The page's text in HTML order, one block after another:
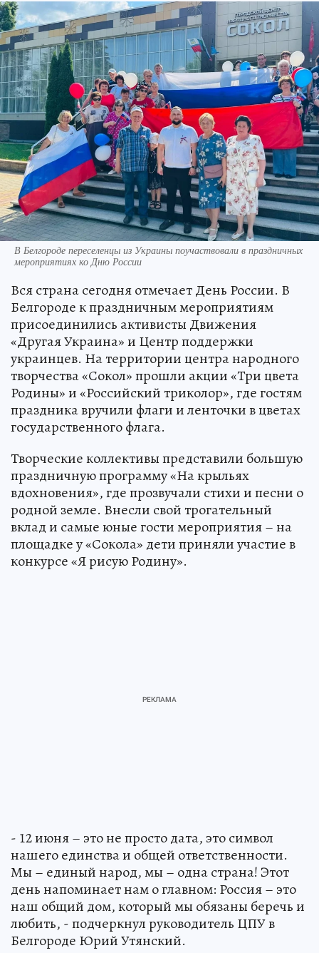
В Белгороде переселенцы из Украины поучаствовали в праздничных
мероприятиях ко Дню России
Вся страна сегодня отмечает День России. В
Белгороде к праздничным мероприятиям
присоединились активисты Движения
«Другая Украина» и Центр поддержки
украинцев. На территории центра народного
творчества «Сокол» прошли акции «Три цвета
Родины» и «Российский триколор», где гостям
праздника вручили флаги и ленточки в цветах
государственного флага.
Творческие коллективы представили большую
праздничную программу «На крыльях
вдохновения», где прозвучали стихи и песни о
родной земле. Внесли свой трогательный
вклад и самые юные гости мероприятия – на
площадке у «Сокола» дети приняли участие в
конкурсе «Я рисую Родину».
- 12 июня – это не просто дата, это символ
нашего единства и общей ответственности.
Мы – единый народ, мы – одна страна! Этот
день напоминает нам о главном: Россия – это
наш общий дом, который мы обязаны беречь и
любить, - подчеркнул руководитель ЦПУ в
Белгороде Юрий Утянский.